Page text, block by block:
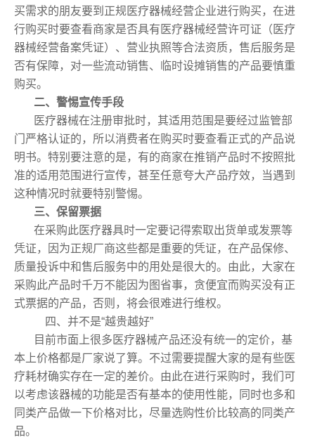
买需求的朋友要到正规医疗器械经营企业进行购买，在进
行购买时要查看商家是否具有医疗器械经营许可证（医疗
器械经营备案凭证）、营业执照等合法资质，售后服务是
否有保障，对一些流动销售、临时设摊销售的产品要慎重
购买。
二、警惕宣传手段
医疗器械在注册审批时，其适用范围是要经过监管部
门严格认证的，所以消费者在购买时要查看正式的产品说
明书。特别要注意的是，有的商家在推销产品时不按照批
准的适用范围进行宣传，甚至任意夸大产品疗效，当遇到
这种情况时就要特别警惕。
三、保留票据
在采购此医疗器具时一定要记得索取出货单或发票等
凭证，因为正规厂商这些都是重要的凭证，在产品保修、
质量投诉中和售后服务中的用处是很大的。由此，大家在
采购此产品时千万不能因为图省事，贪便宜而购买没有正
式票据的产品，否则，将会很难进行维权。
四、并不是“越贵越好”
目前市面上很多医疗器械产品还没有统一的定价，基
本上价格都是厂家说了算。不过需要提醒大家的是有些医
疗耗材确实存在一定的差价。由此在进行采购时，我们可
以考虑该器械的功能是否有基本的使用性能，同时也多和
同类产品做一下价格对比，尽量选购性价比较高的同类产
品。